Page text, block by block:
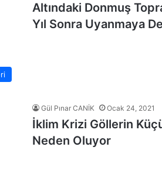
Altındaki Donmuş
Yıl Sonra Uyanmaya
Gül Pınar CANİK Ocak 24, 2021
İklim Krizi Göllerin
Neden Oluyor